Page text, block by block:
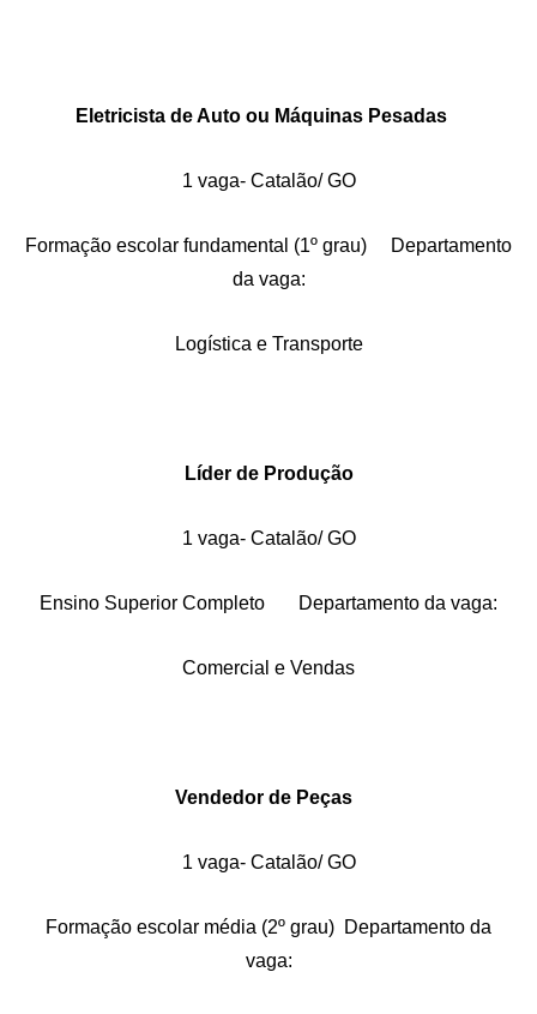
Eletricista de Auto ou Máquinas Pesadas
1 vaga- Catalão/ GO
Formação escolar fundamental (1º grau) Departamento
da vaga:
Logística e Transporte
Líder de Produção
1 vaga- Catalão/ GO
Ensino Superior Completo Departamento da vaga:
Comercial e Vendas
Vendedor de Peças
1 vaga- Catalão/ GO
Formação escolar média (2º grau) Departamento da
vaga: